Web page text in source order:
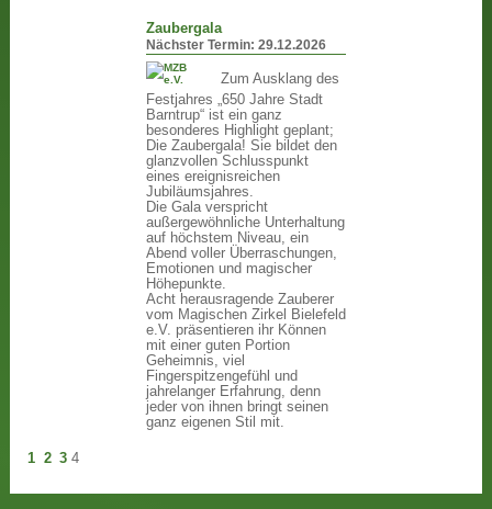
Zaubergala
Nächster Termin: 29.12.2026
Zum Ausklang des
Festjahres „650 Jahre Stadt
Barntrup“ ist ein ganz
besonderes Highlight geplant;
Die Zaubergala! Sie bildet den
glanzvollen Schlusspunkt
eines ereignisreichen
Jubiläumsjahres.
Die Gala verspricht
außergewöhnliche Unterhaltung
auf höchstem Niveau, ein
Abend voller Überraschungen,
Emotionen und magischer
Höhepunkte.
Acht herausragende Zauberer
vom Magischen Zirkel Bielefeld
e.V. präsentieren ihr Können
mit einer guten Portion
Geheimnis, viel
Fingerspitzengefühl und
jahrelanger Erfahrung, denn
jeder von ihnen bringt seinen
ganz eigenen Stil mit.
1 2 3 4